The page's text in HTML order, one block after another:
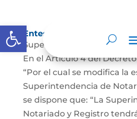
Abrir barra de herramientas
Entes y autoridades que
Superintendencia de
En el Artículo 4 del Decreto
“Por el cual se modifica la
Superintendencia de
se dispone que: “La
Notariado y Registro